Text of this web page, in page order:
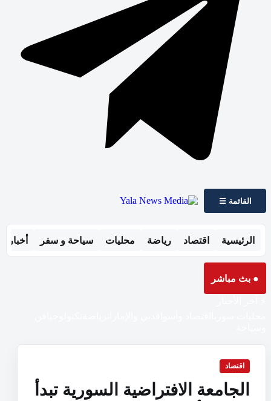
القائمة ☰
الرئيسية اقتصاد رياضة محليات سياحة و سفر أخبار
● بث مباشر
اقتصاد
الجامعة الافتراضية السورية تبدأ